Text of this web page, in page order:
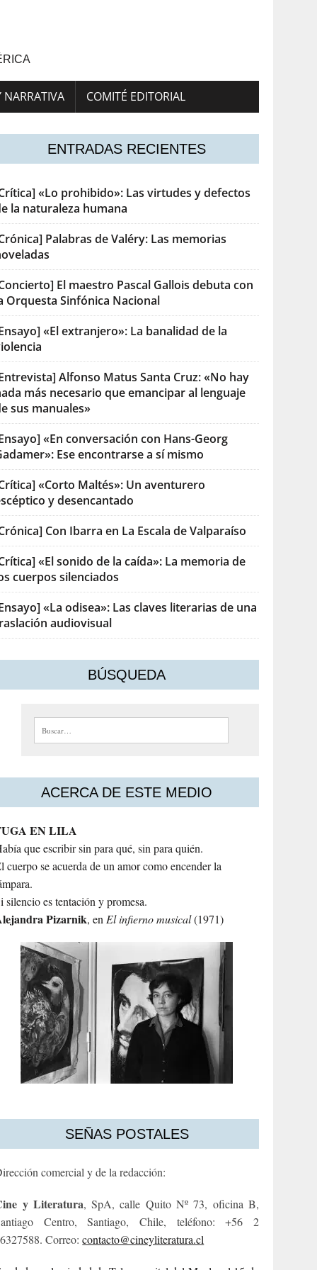
NARRATIVA COMITÉ EDITORIAL
ENTRADAS RECIENTES
«Lo prohibido»: Las virtudes y defectos
la naturaleza humana
Palabras de Valéry: Las memorias
El maestro Pascal Gallois debuta con
Orquesta Sinfónica Nacional
«El extranjero»: La banalidad de la
Alfonso Matus Santa Cruz: «No hay
más necesario que emancipar al lenguaje
sus manuales»
«En conversación con Hans-Georg
Ese encontrarse a sí mismo
«Corto Maltés»: Un aventurero
y desencantado
Con Ibarra en La Escala de Valparaíso
«El sonido de la caída»: La memoria de
cuerpos silenciados
«La odisea»: Las claves literarias de una
audiovisual
BÚSQUEDA
Buscar:
ACERCA DE ESTE MEDIO
EN LILA
que escribir sin para qué, sin para quién.
cuerpo se acuerda de un amor como encender la
silencio es tentación y promesa.
Pizarnik, enEl infierno musical(1971)
SEÑAS POSTALES
comercial y de la redacción:
y Literatura, SpA, calle Quito Nº 73, oficina B,
Centro, Santiago, Chile, teléfono: +56 2
Correo:contacto@cineyliteratura.cl